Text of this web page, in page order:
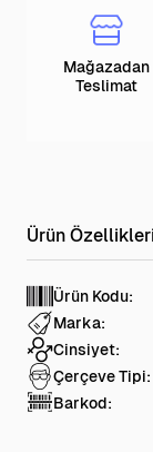
Mağazadan
Teslimat
Ürün Kodu:
Marka:
Cinsiyet:
Çerçeve Tipi:
Barkod: